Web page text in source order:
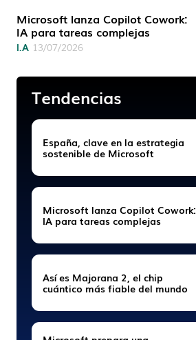
Microsoft lanza Copilot Cowork:
IA para tareas complejas
I.A 13/07/2026
Tendencias
España, clave en la estrategia
sostenible de Microsoft
Microsoft lanza Copilot Cowork:
IA para tareas complejas
Así es Majorana 2, el chip
cuántico más fiable del mundo